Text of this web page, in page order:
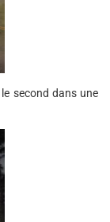
second dans une